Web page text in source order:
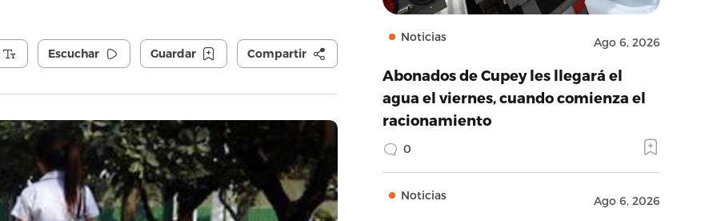
Escuchar Guardar Compartir
Noticias Ago 6, 2026
Abonados de Cupey les llegará el
agua el viernes, cuando comienza el
racionamiento
0
Noticias Ago 6, 2026